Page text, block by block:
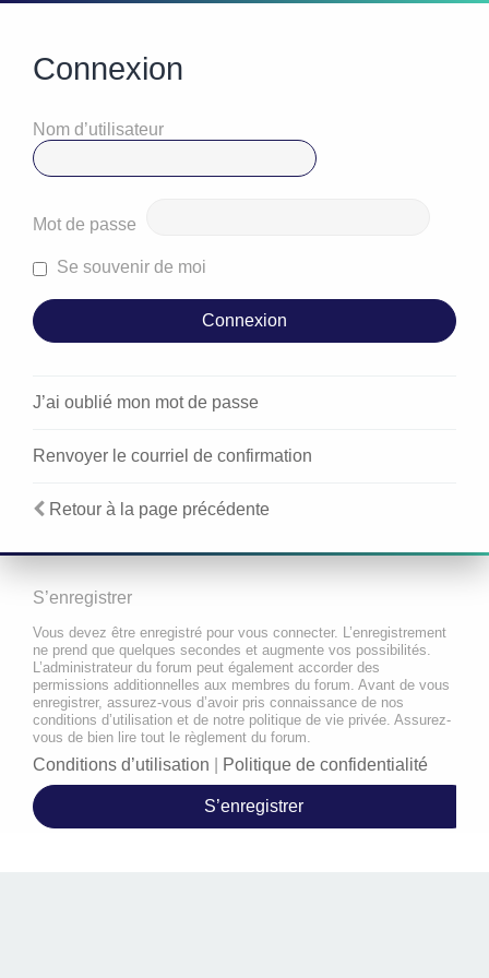
Connexion
Nom d’utilisateur
Mot de passe
Se souvenir de moi
J’ai oublié mon mot de passe
Renvoyer le courriel de confirmation
Retour à la page précédente
S’enregistrer
Vous devez être enregistré pour vous connecter. L’enregistrement
ne prend que quelques secondes et augmente vos possibilités.
L’administrateur du forum peut également accorder des
permissions additionnelles aux membres du forum. Avant de vous
enregistrer, assurez-vous d’avoir pris connaissance de nos
conditions d’utilisation et de notre politique de vie privée. Assurez-
vous de bien lire tout le règlement du forum.
Conditions d’utilisation Politique de confidentialité
S’enregistrer